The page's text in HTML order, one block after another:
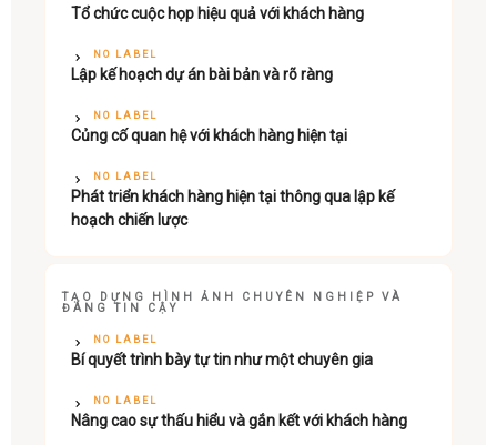
Tổ chức cuộc họp hiệu quả với khách hàng
NO LABEL
Lập kế hoạch dự án bài bản và rõ ràng
NO LABEL
Củng cố quan hệ với khách hàng hiện tại
NO LABEL
Phát triển khách hàng hiện tại thông qua lập kế
hoạch chiến lược
TẠO DỰNG HÌNH ẢNH CHUYÊN NGHIỆP VÀ
ĐÁNG TIN CẬY
NO LABEL
Bí quyết trình bày tự tin như một chuyên gia
NO LABEL
Nâng cao sự thấu hiểu và gắn kết với khách hàng